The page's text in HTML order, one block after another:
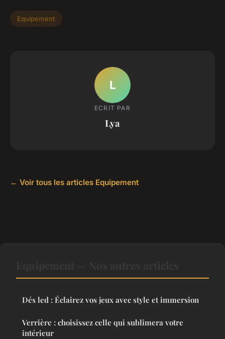
Equipement
L
ECRIT PAR
Lya
← Voir tous les articles Equipement
Dés led : Éclairez vos jeux avec style et immersion
Verrière : choisissez celle qui sublimera votre
intérieur